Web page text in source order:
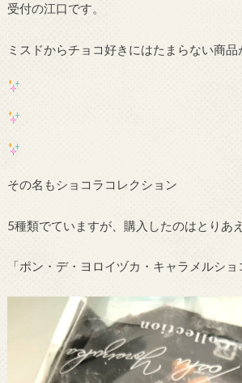
受付の江口です。
ミスドからチョコ好きにはたまらない商品
その名もショコラコレクション
5種類でていますが、購入したのはとりあ
「ポン・デ・ヨロイヅカ・キャラメルショ